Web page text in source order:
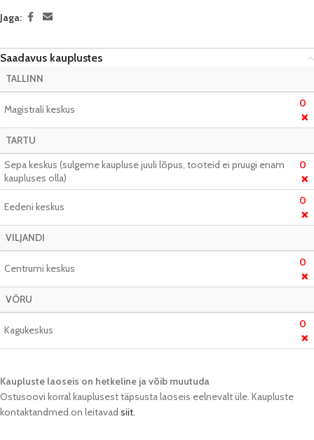
Jaga:
Saadavus kauplustes
TALLINN
Magistrali keskus 0
❌
TARTU
Sepa keskus (sulgeme kaupluse juuli lõpus, tooteid ei pruugi enam
kaupluses olla)
0
❌
Eedeni keskus 0
❌
VILJANDI
Centrumi keskus 0
❌
VÕRU
Kagukeskus 0
❌
Kaupluste laoseis on hetkeline ja võib muutuda​
Ostusoovi korral kauplusest täpsusta laoseis eelnevalt üle. Kaupluste
kontaktandmed on leitavad siit.